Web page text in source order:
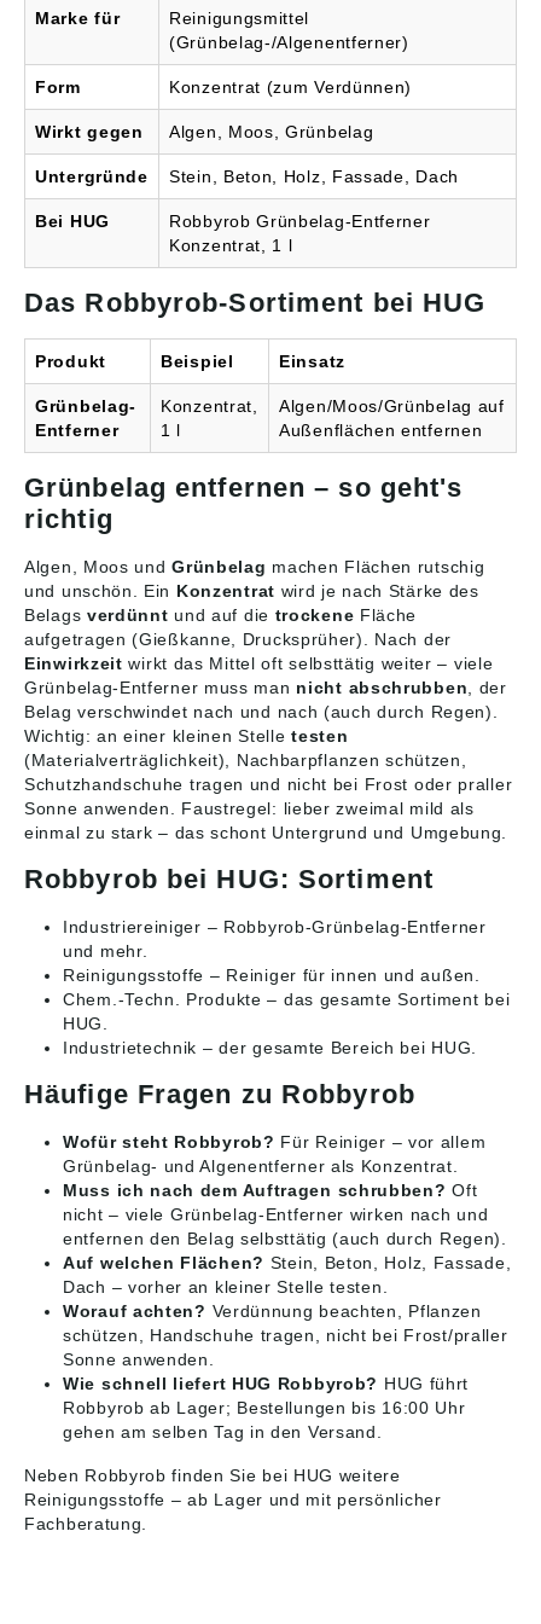
Marke für
Reinigungsmittel
(Grünbelag-/Algenentferner)
Form Konzentrat (zum Verdünnen)
Wirkt gegen Algen, Moos, Grünbelag
Untergründe Stein, Beton, Holz, Fassade, Dach
Bei HUG
Robbyrob Grünbelag-Entferner
Konzentrat, 1 l
Das Robbyrob-Sortiment bei HUG
Produkt Beispiel Einsatz
Grünbelag-
Entferner
Konzentrat,
1 l
Algen/Moos/Grünbelag auf
Außenflächen entfernen
Grünbelag entfernen – so geht's
richtig
Algen, Moos undGrünbelag machen Flächen rutschig
und unschön. Ein Konzentrat wird je nach Stärke des
Belags verdünnt und auf die trockene Fläche
aufgetragen (Gießkanne, Drucksprüher). Nach der
Einwirkzeit wirkt das Mittel oft selbsttätig weiter – viele
Grünbelag-Entferner muss man nicht abschrubben , der
Belag verschwindet nach und nach (auch durch Regen).
Wichtig: an einer kleinen Stelletesten
(Materialverträglichkeit), Nachbarpflanzen schützen,
Schutzhandschuhe tragen und nicht bei Frost oder praller
Sonne anwenden. Faustregel: lieber zweimal mild als
einmal zu stark – das schont Untergrund und Umgebung.
Robbyrob bei HUG: Sortiment
Industriereiniger – Robbyrob-Grünbelag-Entferner
und mehr.
Reinigungsstoffe – Reiniger für innen und außen.
Chem.-Techn. Produkte – das gesamte Sortiment bei
HUG.
Industrietechnik – der gesamte Bereich bei HUG.
Häufige Fragen zu Robbyrob
Wofür steht Robbyrob? Für Reiniger – vor allem
Grünbelag- und Algenentferner als Konzentrat.
Muss ich nach dem Auftragen schrubben? Oft
nicht – viele Grünbelag-Entferner wirken nach und
entfernen den Belag selbsttätig (auch durch Regen).
Auf welchen Flächen? Stein, Beton, Holz, Fassade,
Dach – vorher an kleiner Stelle testen.
Worauf achten? Verdünnung beachten, Pflanzen
schützen, Handschuhe tragen, nicht bei Frost/praller
Sonne anwenden.
Wie schnell liefert HUG Robbyrob? HUG führt
Robbyrob ab Lager; Bestellungen bis 16:00 Uhr
gehen am selben Tag in den Versand.
Neben Robbyrob finden Sie bei HUG weitere
Reinigungsstoffe – ab Lager und mit persönlicher
Fachberatung.